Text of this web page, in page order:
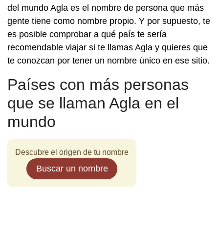
del mundo Agla es el nombre de persona que más
gente tiene como nombre propio. Y por supuesto, te
es posible comprobar a qué país te sería
recomendable viajar si te llamas Agla y quieres que
te conozcan por tener un nombre único en ese sitio.
Países con más personas
que se llaman Agla en el
mundo
Descubre el origen de tu nombre
Buscar un nombre